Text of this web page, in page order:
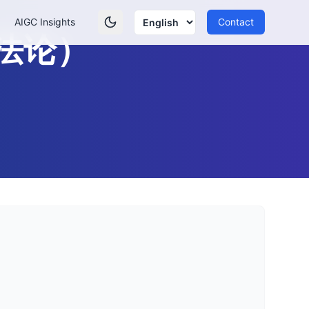
AIGC Insights Contact
论）